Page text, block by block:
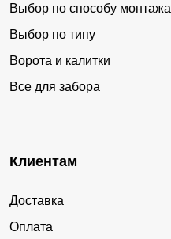
Выбор по способу монтажа
Выбор по типу
Ворота и калитки
Все для забора
Клиентам
Доставка
Оплата